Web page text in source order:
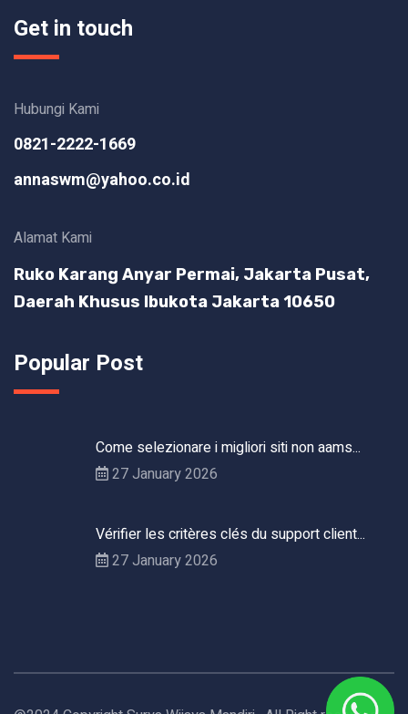
Get in touch
Hubungi Kami
0821-2222-1669
annaswm@yahoo.co.id
Alamat Kami
Ruko Karang Anyar Permai, Jakarta Pusat,
Daerah Khusus Ibukota Jakarta 10650
Popular Post
Come selezionare i migliori siti non aams...
27 January 2026
Vérifier les critères clés du support client...
27 January 2026